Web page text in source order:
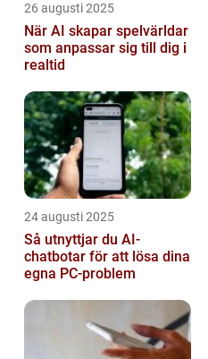
26 augusti 2025
När AI skapar spelvärldar
som anpassar sig till dig i
realtid
24 augusti 2025
Så utnyttjar du AI-
chatbotar för att lösa dina
egna PC-problem